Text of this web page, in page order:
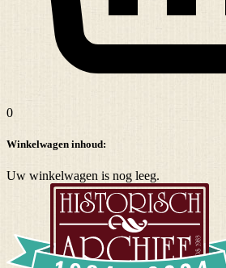
0
Winkelwagen inhoud:
Uw winkelwagen is nog leeg.